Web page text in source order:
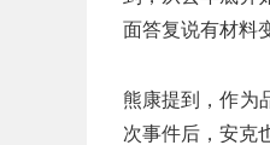
面答复说有材料
熊康提到，作为
次事件后，安克